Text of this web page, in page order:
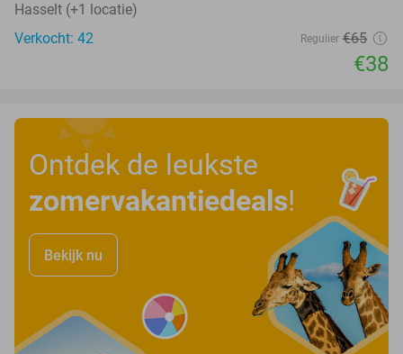
Hasselt (+1 locatie)
Verkocht: 42
Regulier €65
€38
Ontdek de leukste
zomervakantiedeals!
Bekijk nu